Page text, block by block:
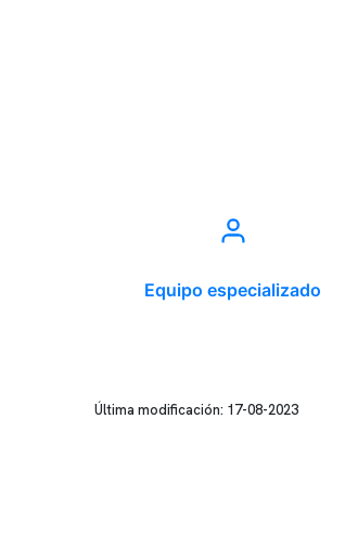
Equipo especializado
Última modificación: 17-08-2023